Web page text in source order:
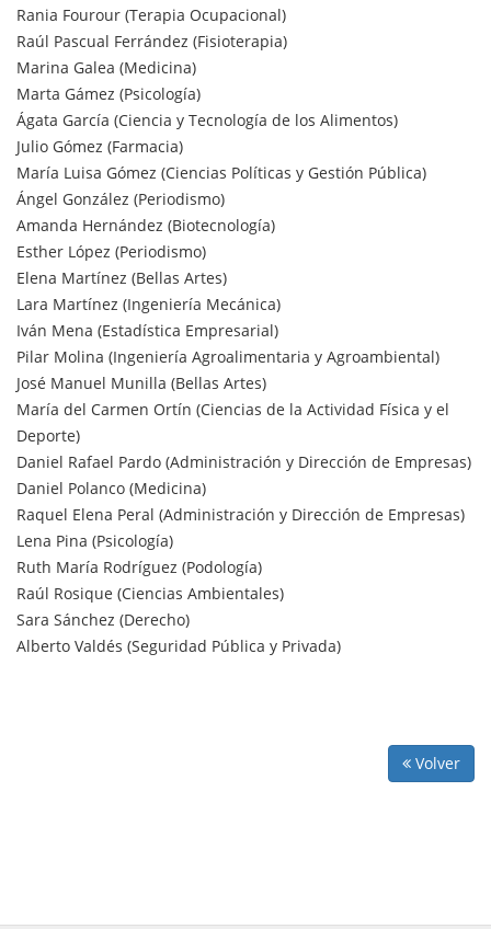
Rania Fourour (Terapia Ocupacional)
Raúl Pascual Ferrández (Fisioterapia)
Marina Galea (Medicina)
Marta Gámez (Psicología)
Ágata García (Ciencia y Tecnología de los Alimentos)
Julio Gómez (Farmacia)
María Luisa Gómez (Ciencias Políticas y Gestión Pública)
Ángel González (Periodismo)
Amanda Hernández (Biotecnología)
Esther López (Periodismo)
Elena Martínez (Bellas Artes)
Lara Martínez (Ingeniería Mecánica)
Iván Mena (Estadística Empresarial)
Pilar Molina (Ingeniería Agroalimentaria y Agroambiental)
José Manuel Munilla (Bellas Artes)
María del Carmen Ortín (Ciencias de la Actividad Física y el
Deporte)
Daniel Rafael Pardo (Administración y Dirección de Empresas)
Daniel Polanco (Medicina)
Raquel Elena Peral (Administración y Dirección de Empresas)
Lena Pina (Psicología)
Ruth María Rodríguez (Podología)
Raúl Rosique (Ciencias Ambientales)
Sara Sánchez (Derecho)
Alberto Valdés (Seguridad Pública y Privada)
Volver